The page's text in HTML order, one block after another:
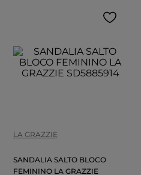
LA GRAZZIE
SANDALIA SALTO BLOCO
FEMININO LA GRAZZIE